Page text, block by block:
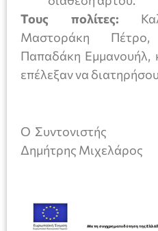
Τους πολίτες:
Μαστοράκη
Παπαδάκη Εμμανουήλ,
επέλεξαν να
Ο Συντονιστής
Δημήτρης Μιχελάρος